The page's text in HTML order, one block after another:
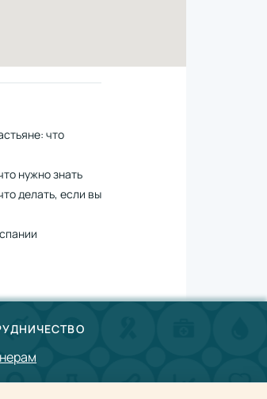
что
нужно знать
делать, если вы